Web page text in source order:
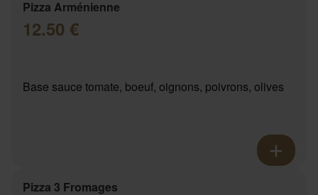
Pizza Arménienne
12.50 €
Base sauce tomate, boeuf, oignons, poivrons, olives
Pizza 3 Fromages